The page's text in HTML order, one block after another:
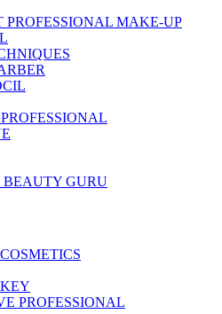
PROFESSIONAL MAKE-UP
BEAUTY GURU
PROFESSIONAL